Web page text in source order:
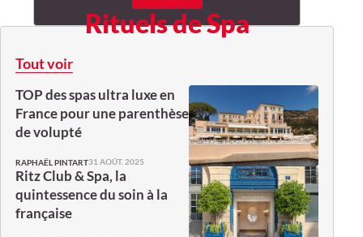
Rituels de Spa
Tout voir
TOP des spas ultra luxe en
France pour une parenthèse
de volupté
RAPHAËL PINTART31 AOÛT. 2025
Ritz Club & Spa, la
quintessence du soin à la
française